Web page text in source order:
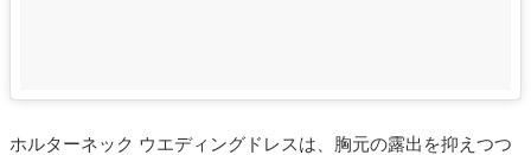
ホルターネック ウエディングドレスは、胸元の露出を抑えつつ